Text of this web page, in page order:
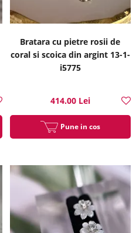
Bratara cu pietre rosii de
coral si scoica din argint 13-1-
i5775
414.00 Lei
Pune in cos